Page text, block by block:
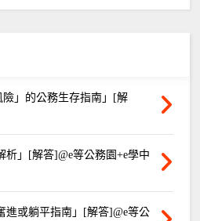
險」的公務生存指南」[解
析」[解答]@e等公務園+e學中
進或躺平指南」[解答]@e等公